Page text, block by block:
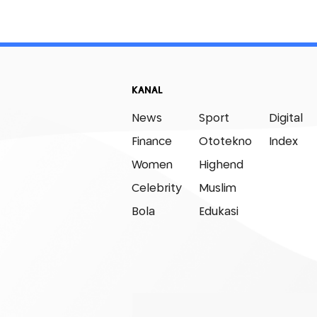
KANAL
News
Finance
Women
Celebrity
Bola
Sport
Ototekno
Highend
Muslim
Edukasi
Digital
Index